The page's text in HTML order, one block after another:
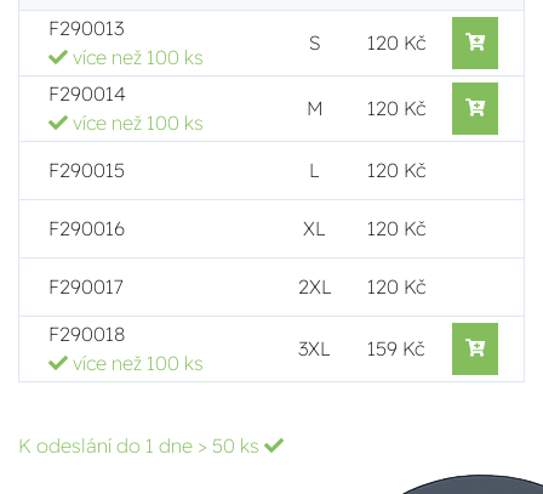
F290013
více než 100 ks
S 120 Kč
F290014
více než 100 ks
M 120 Kč
F290015 L 120 Kč
F290016 XL 120 Kč
F290017 2XL
120 Kč
F290018
více než 100 ks
3XL 159 Kč
K odeslání do 1 dne > 50 ks